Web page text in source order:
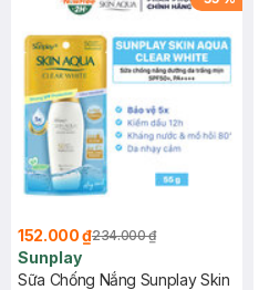
152.000 ₫234.000 ₫
Sunplay
Sữa Chống Nắng Sunplay Skin